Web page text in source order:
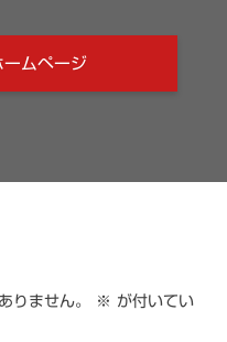
ームページ
りません。 ※ が付いてい